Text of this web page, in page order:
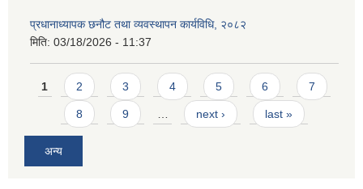
प्रधानाध्यापक छनौट तथा व्यवस्थापन कार्यविधि, २०८२
मिति: 03/18/2026 - 11:37
Pages
1 2 3 4 5 6 7
8 9 next › last »
अन्य